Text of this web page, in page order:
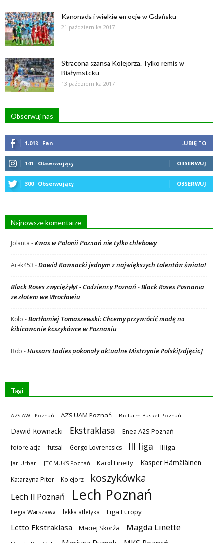
Kanonada i wielkie emocje w Gdańsku
21 października 2017
Stracona szansa Kolejorza. Tylko remis w
Białymstoku
13 października 2017
Obserwuj nas
1,018 Fani LUBIĘ TO
141 Obserwujący OBSERWUJ
300 Obserwujący OBSERWUJ
Najnowsze komentarze
Jolanta -Kwas w Polonii Poznań nie tylko chlebowy
Arek453 -Dawid Kownacki jednym z największych talentów świata!
Black Roses zwyciężyły! - Codzienny Poznań -Black Roses Posnania
ze złotem we Wrocławiu
Kolo -Bartłomiej Tomaszewski: Chcemy przywrócić modę na
kibicowanie koszykówce w Poznaniu
Bob -Hussars Ladies pokonały aktualne Mistrzynie Polski[zdjęcia]
Tagi
AZS AWF Poznań AZS UAM Poznań Biofarm Basket Poznań
Dawid Kownacki Ekstraklasa Enea AZS Poznań
fotorelacja futsal Gergo Lovrencsics III liga II liga
Jan Urban JTC MUKS Poznań Karol Linetty Kasper Hämäläinen
Katarzyna Piter Kolejorz koszykówka
Lech II Poznań Lech Poznań
Legia Warszawa lekka atletyka Liga Europy
Lotto Ekstraklasa Maciej Skorża Magda Linette